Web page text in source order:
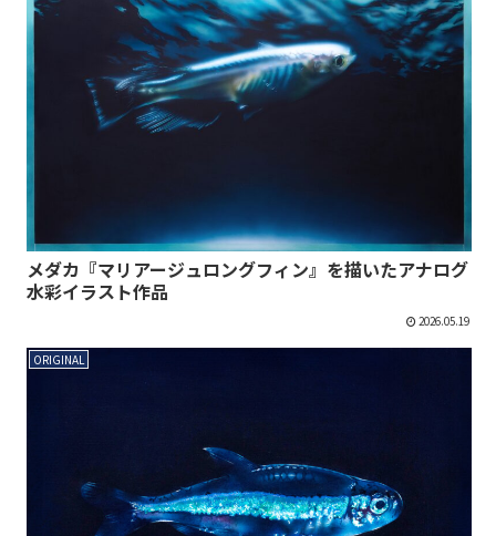
メダカ『マリアージュロングフィン』を描いたアナログ
水彩イラスト作品
2026.05.19
ORIGINAL